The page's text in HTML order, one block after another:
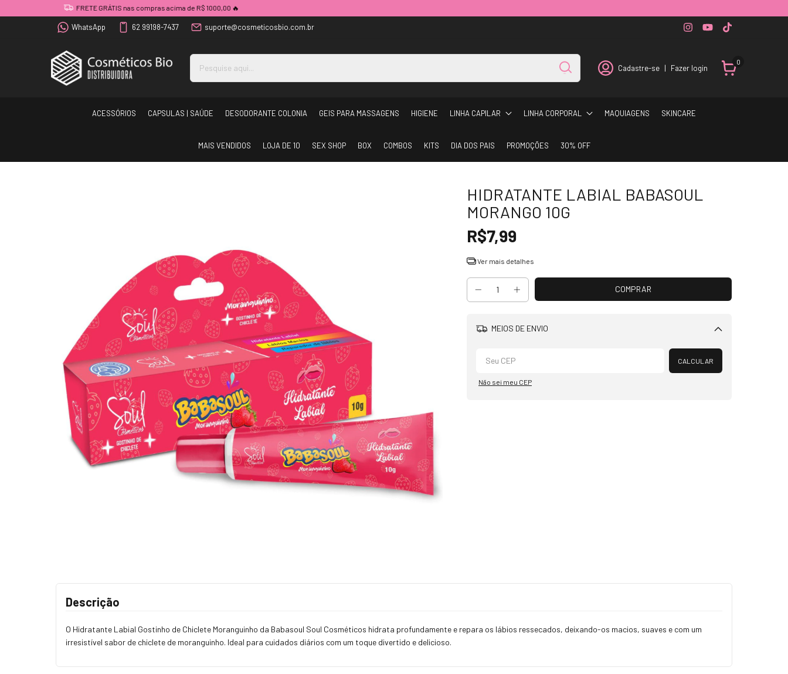
FRETE GRÁTIS nas compras acima de R$ 1000,00 🔥
WhatsApp 62 99198-7437 suporte@cosmeticosbio.com.br
Cadastre-se | Fazer login
0
ACESSÓRIOS CAPSULAS | SAÚDE DESODORANTE COLONIA GEIS PARA MASSAGENS HIGIENE LINHA CAPILAR LINHA CORPORAL MAQUIAGENS SKINCARE
MAIS VENDIDOS LOJA DE 10 SEX SHOP BOX COMBOS KITS DIA DOS PAIS PROMOÇÕES 30% OFF
HIDRATANTE LABIAL BABASOUL
MORANGO 10G
R$7,99
Ver mais detalhes
MEIOS DE ENVIO
Alterar CEP
CALCULAR
Não sei meu CEP
Descrição
O Hidratante Labial Gostinho de Chiclete Moranguinho da Babasoul Soul Cosméticos hidrata profundamente e repara os lábios ressecados, deixando-os macios, suaves e com um
irresistível sabor de chiclete de moranguinho. Ideal para cuidados diários com um toque divertido e delicioso.